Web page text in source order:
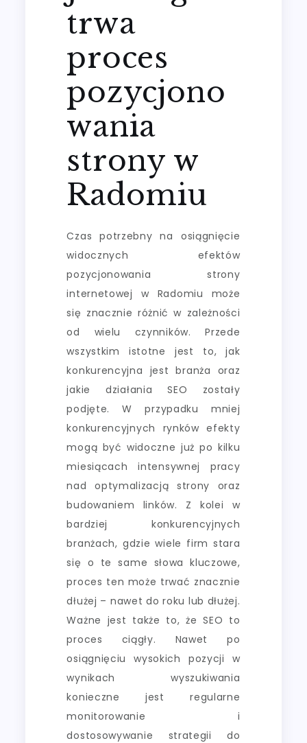
trwa
proces
pozycjono
wania
strony w
Radomiu
Czas potrzebny na osiągnięcie
widocznych efektów
pozycjonowania strony
internetowej w Radomiu może
się znacznie różnić w zależności
od wielu czynników. Przede
wszystkim istotne jest to, jak
konkurencyjna jest branża oraz
jakie działania SEO zostały
podjęte. W przypadku mniej
konkurencyjnych rynków efekty
mogą być widoczne już po kilku
miesiącach intensywnej pracy
nad optymalizacją strony oraz
budowaniem linków. Z kolei w
bardziej konkurencyjnych
branżach, gdzie wiele firm stara
się o te same słowa kluczowe,
proces ten może trwać znacznie
dłużej – nawet do roku lub dłużej.
Ważne jest także to, że SEO to
proces ciągły. Nawet po
osiągnięciu wysokich pozycji w
wynikach wyszukiwania
konieczne jest regularne
monitorowanie i
dostosowywanie strategii do